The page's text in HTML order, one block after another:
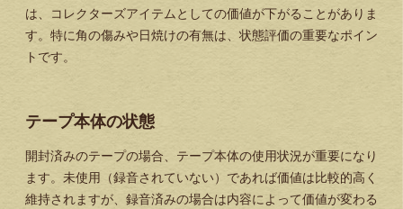
は、コレクターズアイテムとしての価値が下がることがありま
す。特に角の傷みや日焼けの有無は、状態評価の重要なポイン
トです。
テープ本体の状態
開封済みのテープの場合、テープ本体の使用状況が重要になり
ます。未使用（録音されていない）であれば価値は比較的高く
維持されますが、録音済みの場合は内容によって価値が変わる